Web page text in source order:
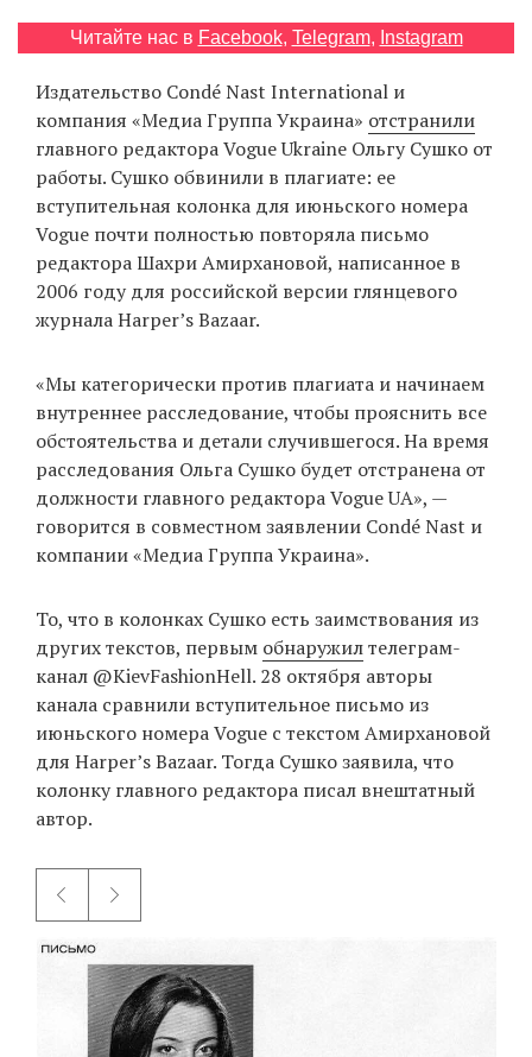
Читайте нас в Facebook, Telegram, Instagram
Издательство Condé Nast International и
компания «Медиа Группа Украина» отстранили
главного редактора Vogue Ukraine Ольгу Сушко от
работы. Сушко обвинили в плагиате: ее
вступительная колонка для июньского номера
Vogue почти полностью повторяла письмо
редактора Шахри Амирхановой, написанное в
2006 году для российской версии глянцевого
журнала Harper’s Bazaar.
«Мы категорически против плагиата и начинаем
внутреннее расследование, чтобы прояснить все
обстоятельства и детали случившегося. На время
расследования Ольга Сушко будет отстранена от
должности главного редактора Vogue UA», —
говорится в совместном заявлении Condé Nast и
компании «Медиа Группа Украина».
То, что в колонках Сушко есть заимствования из
других текстов, первым обнаружилтелеграм-
канал @KievFashionHell. 28 октября авторы
канала сравнили вступительное письмо из
июньского номера Vogue с текстом Амирхановой
для Harper’s Bazaar. Тогда Сушко заявила, что
колонку главного редактора писал внештатный
автор.